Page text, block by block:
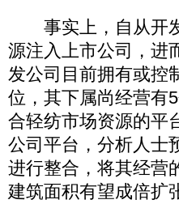
事实上，自从开发
源注入上市公司，进
发公司目前拥有或控
位，其下属尚经营有
合轻纺市场资源的平
公司平台，分析人士
进行整合，将其经营
建筑面积有望成倍扩